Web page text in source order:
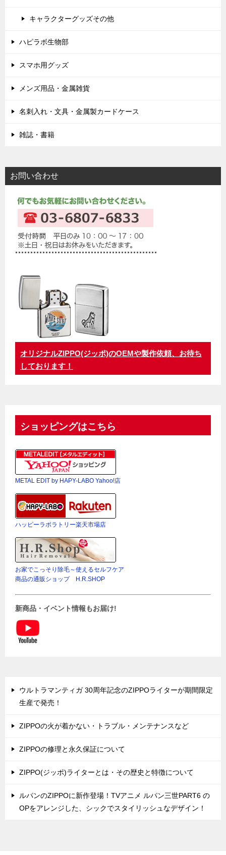
キャラクターグッズその他
ハピラボ生物部
スマホ用グッズ
メンズ用品・金属雑貨
名刺入れ・文具・金属製カードケース
雑誌・書籍
お問い合わせ
オリジナルZIPPO(ジッポ)のOEMや製作依頼、お待ち
しております！
ショッピングはこちら
METAL EDIT by HAPY-LABO Yahoo!店
ハッピーラボラトリー楽天市場店
お家でこっそり除毛～使えるセルフケア
商品の通販ショップ H.R.SHOP
新商品・イベント情報もお届け!
ウルトラマンティガ 30周年記念のZIPPOライターが期間限定
生産で発売！
ZIPPOの火が着かない・トラブル・メンテナンスなど
ZIPPOの修理と永久保証について
ZIPPO(ジッポ)ライターとは・その歴史と特徴について
ルパンのZIPPOに新作登場！TVアニメ ルパン三世PART6 の
OPをアレンジした、シックでスタイリッシュなデザイン！